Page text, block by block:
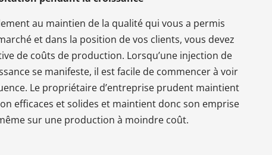
au maintien de la qualité qui vous a permis
et dans la position de vos clients, vous devez
de coûts de production. Lorsqu’une injection de
se manifeste, il est facile de commencer à voir
Le propriétaire d’entreprise prudent maintient
efficaces et solides et maintient donc son emprise
sur une production à moindre coût.